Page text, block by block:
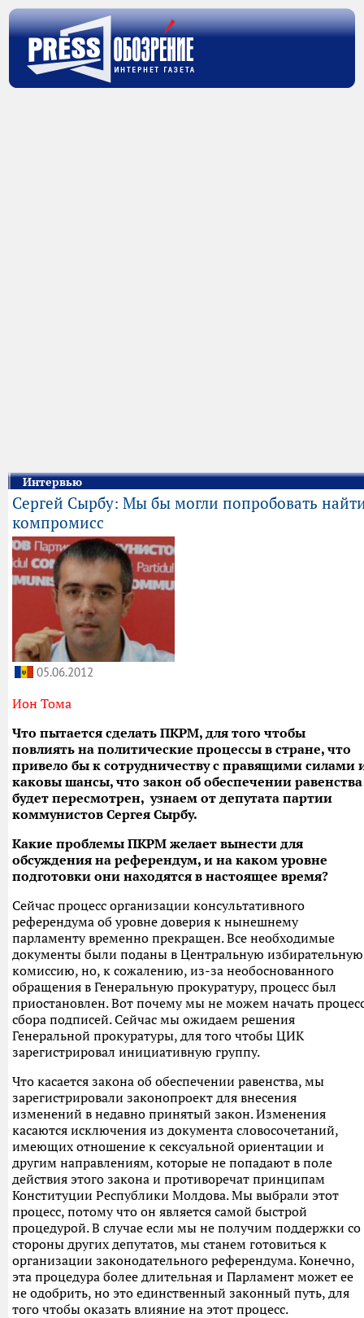
Интервью
Сергей Сырбу: Мы бы могли попробовать
компромисс
05.06.2012
Ион Тома
Что пытается сделать ПКРМ, для того чтобы
повлиять на политические процессы в стране, что
привело бы к сотрудничеству с правящими силами
каковы шансы, что закон об обеспечении равенства
будет пересмотрен, узнаем от депутата партии
коммунистов Сергея Сырбу.
Какие проблемы ПКРМ желает вынести для
обсуждения на референдум, и на каком уровне
подготовки они находятся в настоящее время?
Сейчас процесс организации консультативного
референдума об уровне доверия к нынешнему
парламенту временно прекращен. Все необходимые
документы были поданы в Центральную избирательную
комиссию, но, к сожалению, из-за необоснованного
обращения в Генеральную прокуратуру, процесс был
приостановлен. Вот почему мы не можем начать
сбора подписей. Сейчас мы ожидаем решения
Генеральной прокуратуры, для того чтобы ЦИК
зарегистрировал инициативную группу.
Что касается закона об обеспечении равенства, мы
зарегистрировали законопроект для внесения
изменений в недавно принятый закон. Изменения
касаются исключения из документа словосочетаний,
имеющих отношение к сексуальной ориентации и
другим направлениям, которые не попадают в поле
действия этого закона и противоречат принципам
Конституции Республики Молдова. Мы выбрали этот
процесс, потому что он является самой быстрой
процедурой. В случае если мы не получим поддержки со
стороны других депутатов, мы станем готовиться к
организации законодательного референдума. Конечно,
эта процедура более длительная и Парламент может ее
не одобрить, но это единственный законный путь, для
того чтобы оказать влияние на этот процесс.